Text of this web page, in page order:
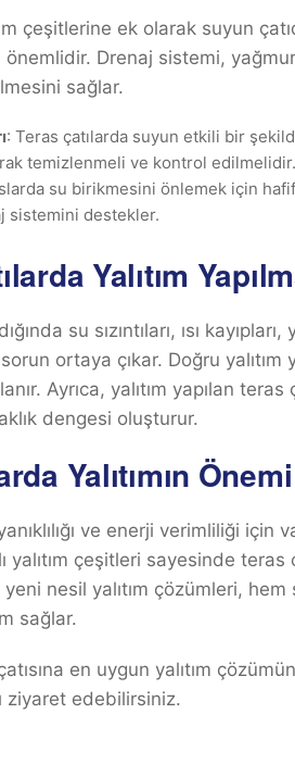
çeşitlerine ek olarak suyun
Drenaj sistemi,
sağlar.
: Teras çatılarda suyun etkili bir
temizlenmeli ve kontrol edilmelidir.
su birikmesini önlemek için
sistemini destekler.
Yalıtım
su sızıntıları, ısı
ortaya çıkar. Doğru yalıtım
Ayrıca, yalıtım yapılan
dengesi oluşturur.
Yalıtımın Önemi
ve enerji verimliliği için
yalıtım çeşitleri sayesinde
nesil yalıtım çözümleri, hem
sağlar.
en uygun yalıtım
ziyaret edebilirsiniz.